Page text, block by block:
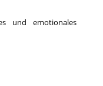
und emotionales